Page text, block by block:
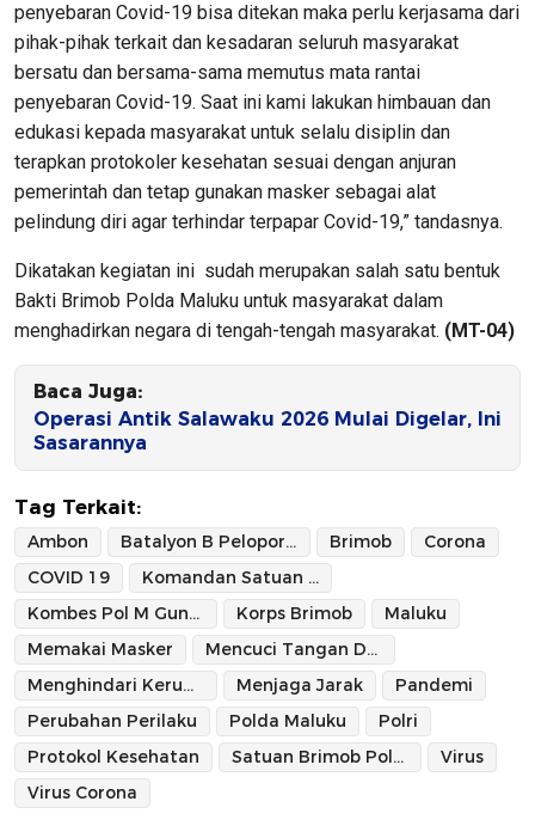
penyebaran Covid-19 bisa ditekan maka perlu kerjasama dari
pihak-pihak terkait dan kesadaran seluruh masyarakat
bersatu dan bersama-sama memutus mata rantai
penyebaran Covid-19. Saat ini kami lakukan himbauan dan
edukasi kepada masyarakat untuk selalu disiplin dan
terapkan protokoler kesehatan sesuai dengan anjuran
pemerintah dan tetap gunakan masker sebagai alat
pelindung diri agar terhindar terpapar Covid-19,” tandasnya.
Dikatakan kegiatan ini sudah merupakan salah satu bentuk
Bakti Brimob Polda Maluku untuk masyarakat dalam
menghadirkan negara di tengah-tengah masyarakat. (MT-04)
Baca Juga:
Operasi Antik Salawaku 2026 Mulai Digelar, Ini
Sasarannya
Tag Terkait:
Ambon Batalyon B Pelopor Satuan Brimob Polda Maluku Brimob
Corona
COVID 19
Komandan Satuan Brimob Polda Maluku
Kombes Pol M Guntur
Korps Brimob
Maluku
Memakai Masker
Mencuci Tangan Dengan Sabun
Menghindari Kerumunan
Menjaga Jarak
Pandemi
Perubahan Perilaku
Polda Maluku
Polri
Protokol Kesehatan
Satuan Brimob Polda Maluku
Virus
Virus Corona